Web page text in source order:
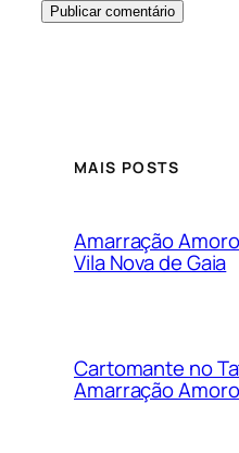
MAIS POSTS
Amarração
Vila Nova de Gaia
Cartomante no
Amarração